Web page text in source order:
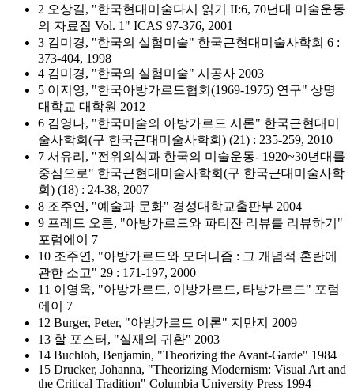
2 오상길, "한국현대미술다시 읽기 II:6, 70년대 미술운동
의 자료집 Vol. 1" ICAS 97-376, 2001
3 김미경, "한국의 실험미술" 한국근현대미술사학회 6 :
373-404, 1998
4 김미경, "한국의 실험미술" 시공사 2003
5 이지영, "한국아방가르드협회(1969-1975) 연구" 상명
대학교 대학원 2012
6 김영나, "한국미술의 아방가르드 시론" 한국근현대미
술사학회(구 한국근대미술사학회) (21) : 235-259, 2010
7 서유리, "전위의식과 한국의 미술운동- 1920~30년대를
중심으로" 한국근현대미술사학회(구 한국근대미술사학
회) (18) : 24-38, 2007
8 조주연, "예술과 문화" 경성대학교출판부 2004
9 프레드 오튼, "아방가르드와 파티잔 리뷰를 리뷰하기"
포럼에이 7
10 조주연, "아방가르드와 모더니즘 : 그 개념적 혼란에
관한 소고" 29 : 171-197, 2000
11 이영욱, "아방가르드, 이방가르드, 타방가르드" 포럼
에이 7
12 Burger, Peter, "아방가르드 이론" 지만지 2009
13 할 포스터, "실재의 귀환" 2003
14 Buchloh, Benjamin, "Theorizing the Avant-Garde" 1984
15 Drucker, Johanna, "Theorizing Modernism: Visual Art and
the Critical Tradition" Columbia University Press 1994